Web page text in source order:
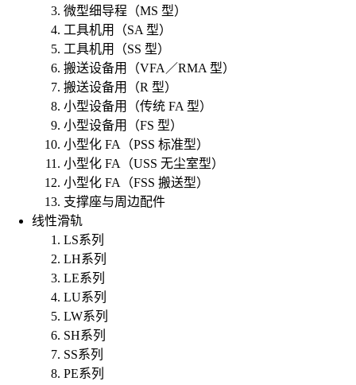
微型细导程（MS 型）
工具机用（SA 型）
工具机用（SS 型）
搬送设备用（VFA／RMA 型）
搬送设备用（R 型）
小型设备用（传统 FA 型）
小型设备用（FS 型）
小型化 FA（PSS 标准型）
小型化 FA（USS 无尘室型）
小型化 FA（FSS 搬送型）
支撑座与周边配件
线性滑轨
LS系列
LH系列
LE系列
LU系列
LW系列
SH系列
SS系列
PE系列